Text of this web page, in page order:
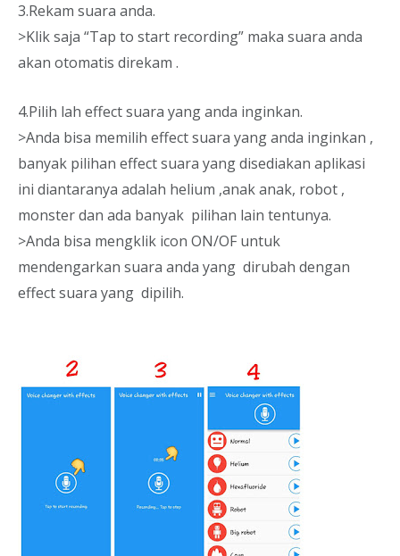
3.Rekam suara anda.
>Klik saja “Tap to start recording” maka suara anda
akan otomatis direkam .
4.Pilih lah effect suara yang anda inginkan.
>Anda bisa memilih effect suara yang anda inginkan ,
banyak pilihan effect suara yang disediakan aplikasi
ini diantaranya adalah helium ,anak anak, robot ,
monster dan ada banyak pilihan lain tentunya.
>Anda bisa mengklik icon ON/OF untuk
mendengarkan suara anda yang dirubah dengan
effect suara yang dipilih.